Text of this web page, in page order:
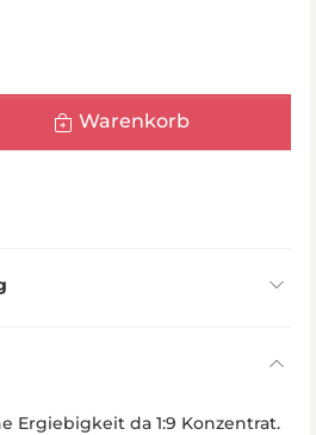
Warenkorb
Ergiebigkeit da 1:9 Konzentrat.